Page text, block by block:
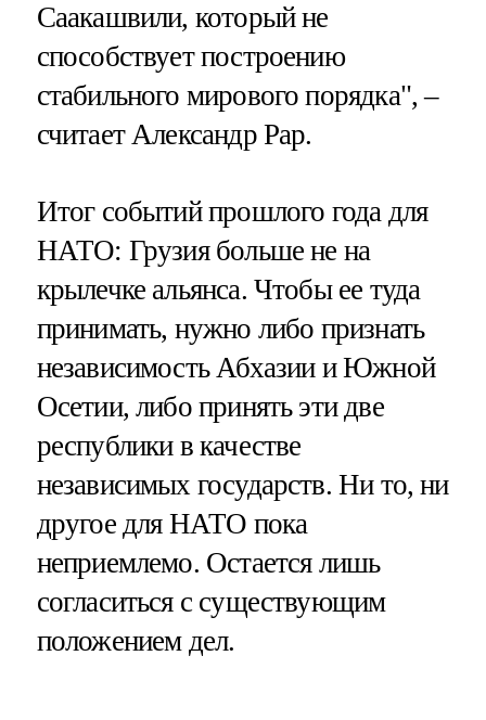
Саакашвили, который не
способствует построению
стабильного мирового порядка", –
считает Александр Рар.
Итог событий прошлого года для
НАТО: Грузия больше не на
крылечке альянса. Чтобы ее туда
принимать, нужно либо признать
независимость Абхазии и Южной
Осетии, либо принять эти две
республики в качестве
независимых государств. Ни то, ни
другое для НАТО пока
неприемлемо. Остается лишь
согласиться с существующим
положением дел.